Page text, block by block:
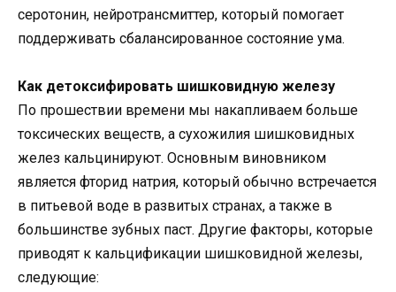
серотонин, нейротрансмиттер, который помогает
поддерживать сбалансированное состояние ума.
Как детоксифировать шишковидную железу
По прошествии времени мы накапливаем больше
токсических веществ, а сухожилия шишковидных
желез кальцинируют. Основным виновником
является фторид натрия, который обычно встречается
в питьевой воде в развитых странах, а также в
большинстве зубных паст. Другие факторы, которые
приводят к кальцификации шишковидной железы,
следующие: